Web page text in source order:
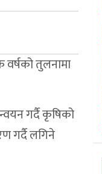
वर्षको तुलनामा
गर्दै कृषिको
गर्दै लगिने